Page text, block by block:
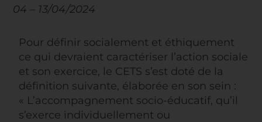
04 13/04/2024
Pour définir socialement et éthiquement
ce qui devraient caractériser l’action sociale
et son exercice, le CETS s’est doté de la
définition suivante, élaborée en son sein :
« L’accompagnement socio-éducatif, qu’il
s’exerce individuellement ou